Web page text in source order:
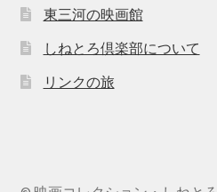
東三河の映画館
しねとろ倶楽部について
リンクの旅